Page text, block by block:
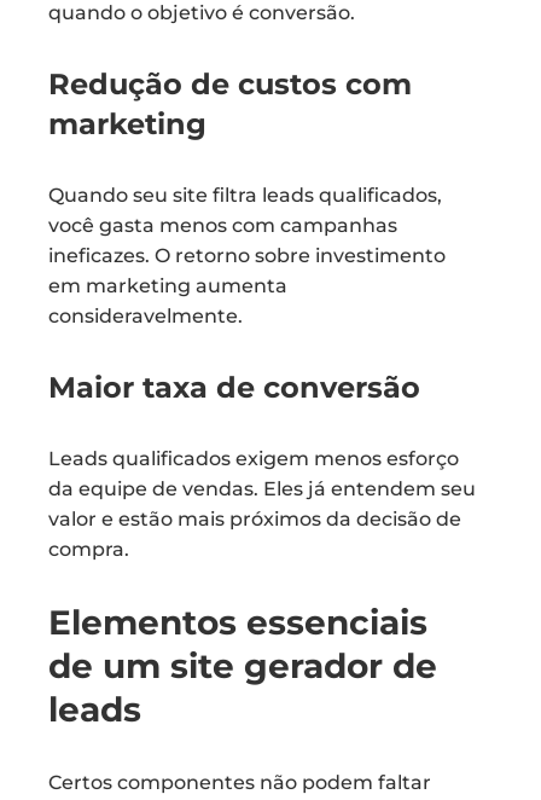
quando o objetivo é conversão.
Redução de custos com
marketing
Quando seu site filtra leads qualificados,
você gasta menos com campanhas
ineficazes. O retorno sobre investimento
em marketing aumenta
consideravelmente.
Maior taxa de conversão
Leads qualificados exigem menos esforço
da equipe de vendas. Eles já entendem seu
valor e estão mais próximos da decisão de
compra.
Elementos essenciais
de um site gerador de
leads
Certos componentes não podem faltar